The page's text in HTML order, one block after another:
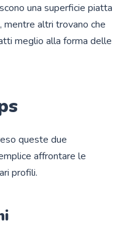
una superficie piatta
mentre altri trovano che
meglio alla forma delle
queste due
affrontare le
profili.